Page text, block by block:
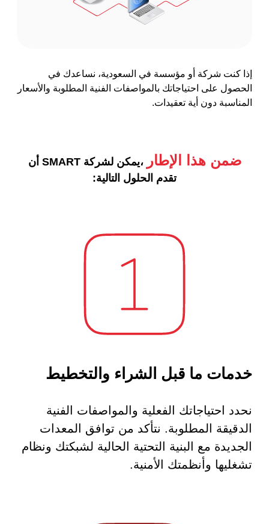
إذا كنت شركة أو مؤسسة في السعودية، نساعدك في
الحصول على احتياجاتك بالمواصفات الفنية المطلوبة والأسعار
المناسبة دون أية تعقيدات.
ضمن هذا الإطار
،يمكن لشركة SMART أن
تقدم الحلول التالية:
خدمات ما قبل الشراء والتخطيط
نحدد احتياجاتك الفعلية والمواصفات الفنية
الدقيقة المطلوبة. نتأكد من توافق المعدات
الجديدة مع البنية التحتية الحالية لشبكتك ونظام
تشغليها وأنظمتك الأمنية.